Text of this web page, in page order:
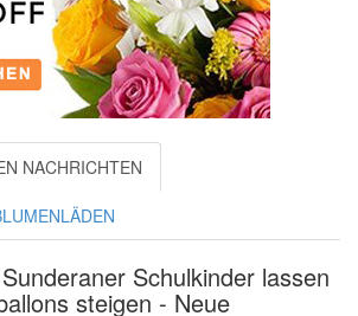
NACHRICHTEN
Schulkinder lassen
steigen - Neue